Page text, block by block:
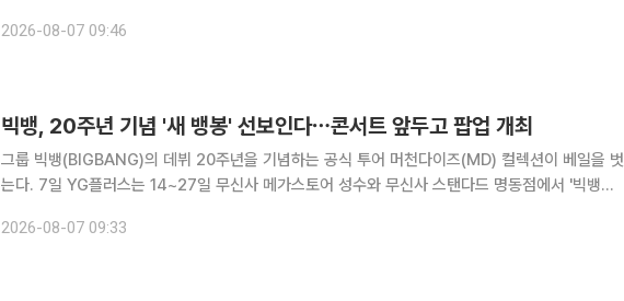
2026-08-07 09:46
빅뱅, 20주년 기념 '새 뱅봉' 선보인다⋯콘서트 앞두고 팝업 개최
그룹 빅뱅(BIGBANG)의 데뷔 20주년을 기념하는 공식 투어 머천다이즈(MD) 컬렉션이 베일을 벗
는다. 7일 YG플러스는 14~27일 무신사 메가스토어 성수와 무신사 스탠다드 명동점에서 '빅뱅
COSMOS ]) 공식 MD 팝업'을 진
2026-08-07 09:33